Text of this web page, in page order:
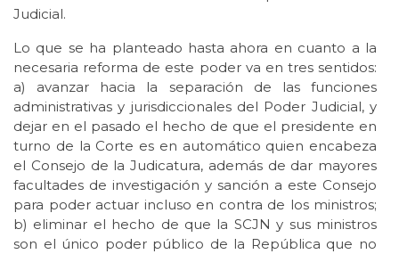
Judicial.
Lo que se ha planteado hasta ahora en cuanto a la
necesaria reforma de este poder va en tres sentidos:
a) avanzar hacia la separación de las funciones
administrativas y jurisdiccionales del Poder Judicial, y
dejar en el pasado el hecho de que el presidente en
turno de la Corte es en automático quien encabeza
el Consejo de la Judicatura, además de dar mayores
facultades de investigación y sanción a este Consejo
para poder actuar incluso en contra de los ministros;
b) eliminar el hecho de que la SCJN y sus ministros
son el único poder público de la República que no